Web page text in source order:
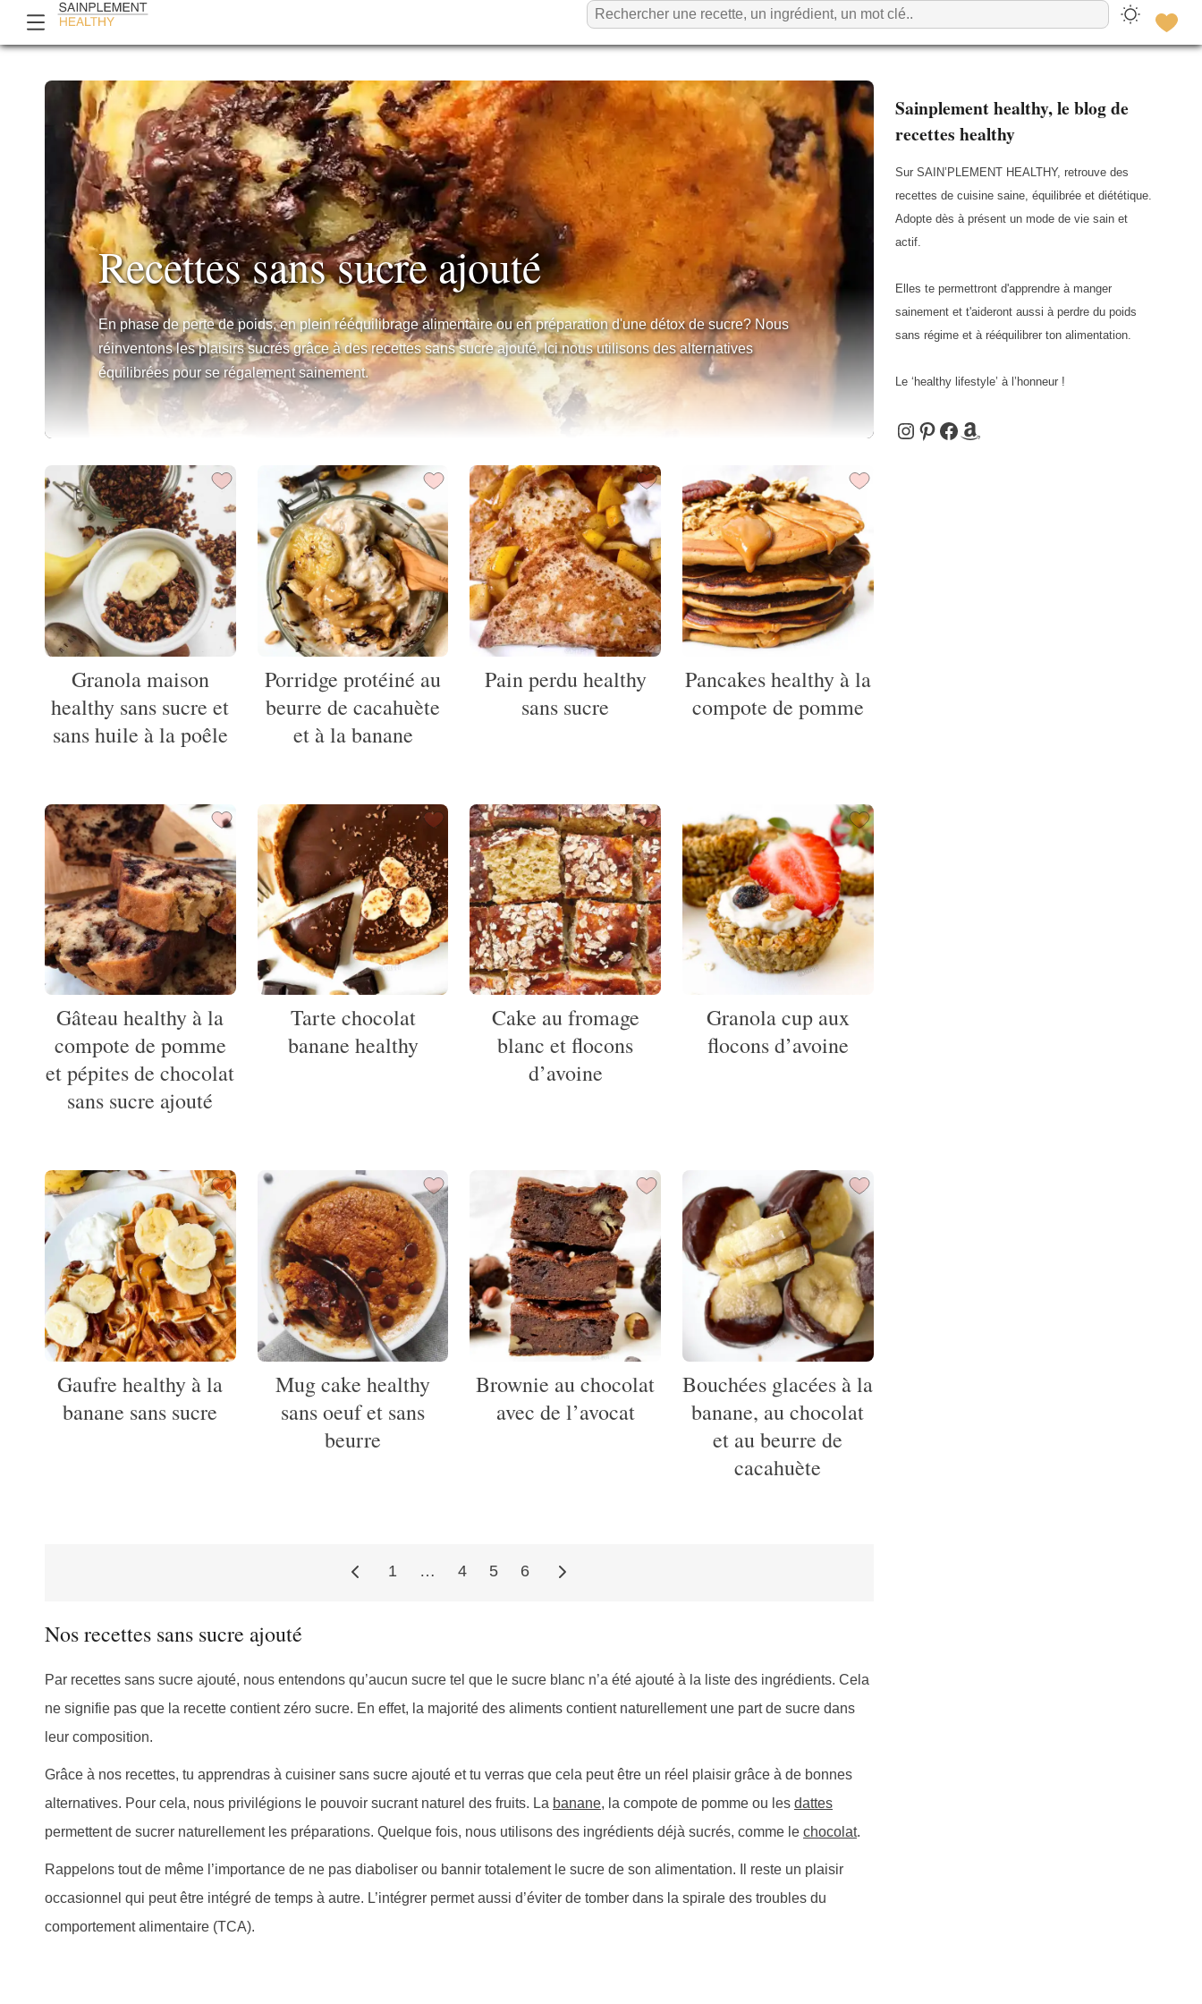
Recettes sans sucre ajouté
En phase de perte de poids, en plein rééquilibrage alimentaire ou en préparation d'une détox de sucre? Nous
réinventons les plaisirs sucrés grâce à des recettes sans sucre ajouté. Ici nous utilisons des alternatives
équilibrées pour se régalement sainement.
Granola maison
healthy sans sucre et
sans huile à la poêle
Porridge protéiné au
beurre de cacahuète
et à la banane
Pain perdu healthy
sans sucre
Pancakes healthy à la
compote de pomme
Gâteau healthy à la
compote de pomme
et pépites de chocolat
sans sucre ajouté
Tarte chocolat
banane healthy
Cake au fromage
blanc et flocons
d’avoine
Granola cup aux
flocons d’avoine
Gaufre healthy à la
banane sans sucre
Mug cake healthy
sans oeuf et sans
beurre
Brownie au chocolat
avec de l’avocat
Bouchées glacées à la
banane, au chocolat
et au beurre de
cacahuète
publications
1 … 4 5 6
Nos recettes sans sucre ajouté
Par recettes sans sucre ajouté, nous entendons qu’aucun sucre tel que le sucre blanc n’a été ajouté à la liste des ingrédients. Cela
ne signifie pas que la recette contient zéro sucre. En effet, la majorité des aliments contient naturellement une part de sucre dans
leur composition.
Grâce à nos recettes, tu apprendras à cuisiner sans sucre ajouté et tu verras que cela peut être un réel plaisir grâce à de bonnes
alternatives. Pour cela, nous privilégions le pouvoir sucrant naturel des fruits. La banane, la compote de pomme ou les dattes
permettent de sucrer naturellement les préparations. Quelque fois, nous utilisons des ingrédients déjà sucrés, comme le chocolat.
Rappelons tout de même l’importance de ne pas diaboliser ou bannir totalement le sucre de son alimentation. Il reste un plaisir
occasionnel qui peut être intégré de temps à autre. L’intégrer permet aussi d’éviter de tomber dans la spirale des troubles du
comportement alimentaire (TCA).
Sainplement healthy, le blog de
recettes healthy
Sur SAIN’PLEMENT HEALTHY, retrouve des
recettes de cuisine saine, équilibrée et diététique.
Adopte dès à présent un mode de vie sain et
actif.
Elles te permettront d'apprendre à manger
sainement et t'aideront aussi à perdre du poids
sans régime et à rééquilibrer ton alimentation.
Le ‘healthy lifestyle’ à l’honneur !
Instagram
Pinterest
Facebook
Amazon